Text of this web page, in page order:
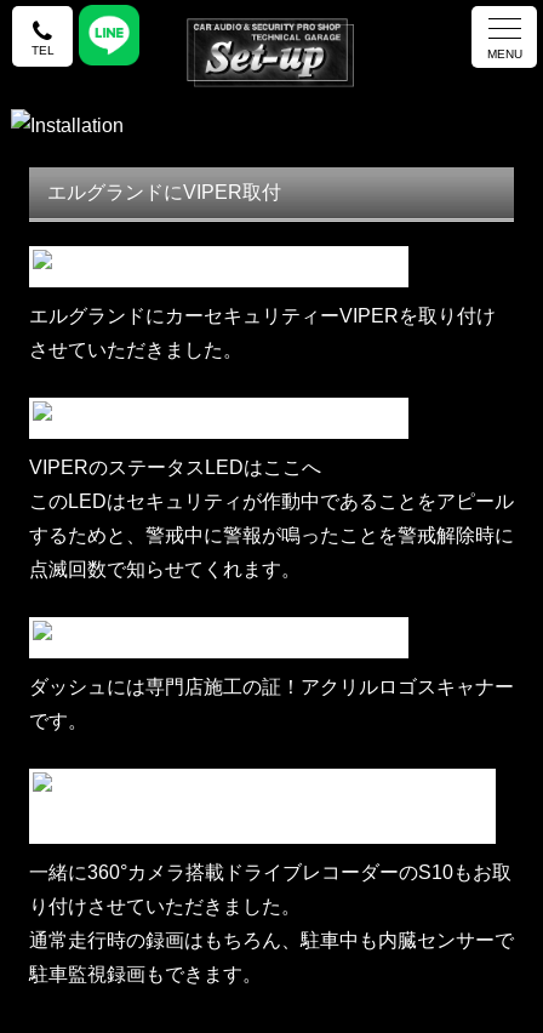
TEL MENU
エルグランドにVIPER取付
エルグランドにカーセキュリティーVIPERを取り付け
させていただきました。
VIPERのステータスLEDはここへ
このLEDはセキュリティが作動中であることをアピール
するためと、警戒中に警報が鳴ったことを警戒解除時に
点滅回数で知らせてくれます。
ダッシュには専門店施工の証！アクリルロゴスキャナー
です。
一緒に360°カメラ搭載ドライブレコーダーのS10もお取
り付けさせていただきました。
通常走行時の録画はもちろん、駐車中も内臓センサーで
駐車監視録画もできます。